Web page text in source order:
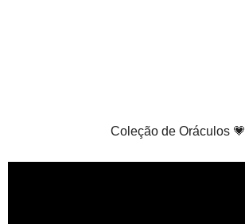
Coleção de Oráculos 💗